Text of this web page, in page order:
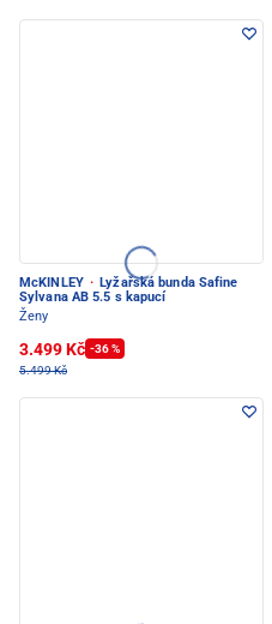
McKINLEY · Lyžařská bunda Safine
Sylvana AB 5.5 s kapucí
Ženy
3.499 Kč -36 %
5.499 Kč